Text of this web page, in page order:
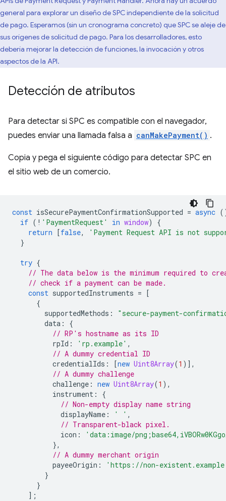
general para explorar un diseño de SPC independiente de la solicitud
de pago. Esperamos (sin un cronograma concreto) que SPC se aleje de
sus orígenes de solicitud de pago. Para los desarrolladores, esto
debería mejorar la detección de funciones, la invocación y otros
aspectos de la API.
Detección de atributos
Para detectar si SPC es compatible con el navegador,
puedes enviar una llamada falsa a canMakePayment() .
Copia y pega el siguiente código para detectar SPC en
el sitio web de un comercio.
const isSecurePaymentConfirmationSupported = async
if ( ! 'PaymentRequest' in window)
{
return
[false,
'Payment Request API is not
}
try {
// The data below is the minimum required to
// check if a payment can be made.
const supportedInstruments =
[
{
supportedMethods :
"secure-payment-
data :
{
// RP's hostname as its ID
rpId : 'rp.example' ,
// A dummy credential ID
credentialIds : [new Uint8Array(1 )],
// A dummy challenge
challenge : new Uint8Array(1 ),
instrument :
{
// Non-empty display name string
displayName : ' ' ,
// Transparent-black pixel.
icon :
'data:image/
},
// A dummy merchant origin
payeeOrigin :
'https://non-
}
}
];